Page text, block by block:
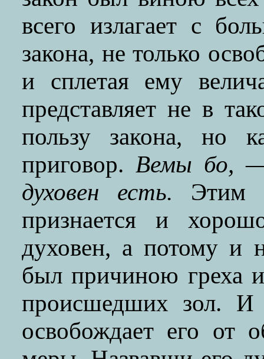
всего излагает с
закона, не только
и сплетая ему
представляет не в
пользу закона, но
приговор. Вемы бо,
духовен есть. Этим
признается и
духовен, а потому и
был причиною греха
происшедших зол. И
освобождает его от